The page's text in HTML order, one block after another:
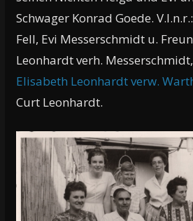
Schwager Konrad Goede.
Fell, Evi Messerschmidt u.
Leonhardt verh.
Elisabeth Leonhardt verw.
Curt Leonhardt.